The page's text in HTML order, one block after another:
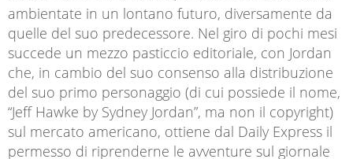
ambientate in un lontano futuro, diversamente da
quelle del suo predecessore. Nel giro di pochi mesi
succede un mezzo pasticcio editoriale, con Jordan
che, in cambio del suo consenso alla distribuzione
del suo primo personaggio (di cui possiede il nome,
“Jeff Hawke by Sydney Jordan”, ma non il copyright)
sul mercato americano, ottiene dal Daily Express il
permesso di riprenderne le avventure sul giornale